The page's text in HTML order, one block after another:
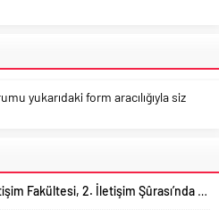
yukarıdaki form aracılığıyla siz
2. İletişim Şûrası’nda Temsil Edildi